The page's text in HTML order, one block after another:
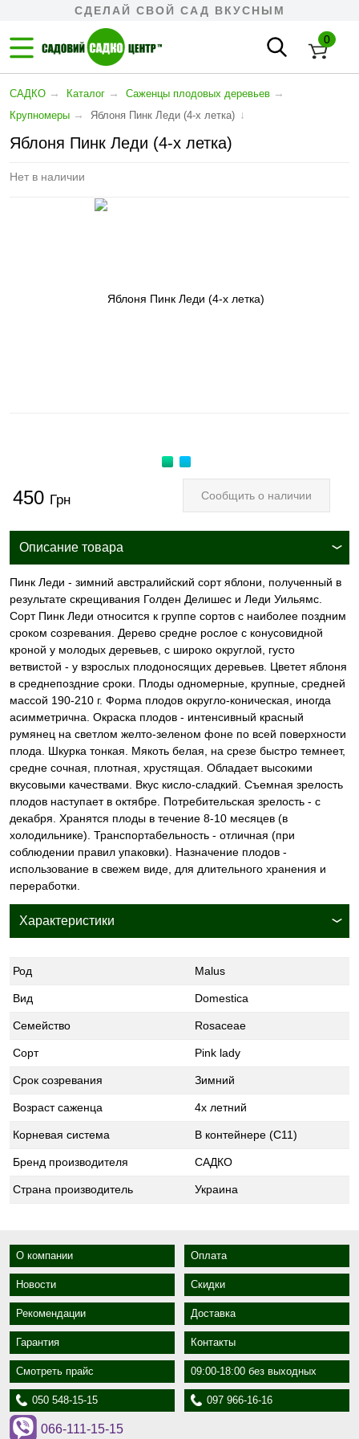
СДЕЛАЙ СВОЙ САД ВКУСНЫМ
0
САДКО → Каталог → Cаженцы плодовых деревьев →
Крупномеры → Яблоня Пинк Леди (4-х летка) ↓
Яблоня Пинк Леди (4-х летка)
Нет в наличии
450 Грн Сообщить о наличии
Описание товара
Пинк Леди - зимний австралийский сорт яблони, полученный в
результате скрещивания Голден Делишес и Леди Уильямс.
Сорт Пинк Леди относится к группе сортов с наиболее поздним
сроком созревания. Дерево средне рослое с конусовидной
кроной у молодых деревьев, с широко округлой, густо
ветвистой - у взрослых плодоносящих деревьев. Цветет яблоня
в среднепоздние сроки. Плоды одномерные, крупные, средней
массой 190-210 г. Форма плодов округло-коническая, иногда
асимметрична. Окраска плодов - интенсивный красный
румянец на светлом желто-зеленом фоне по всей поверхности
плода. Шкурка тонкая. Мякоть белая, на срезе быстро темнеет,
средне сочная, плотная, хрустящая. Обладает высокими
вкусовыми качествами. Вкус кисло-сладкий. Съемная зрелость
плодов наступает в октябре. Потребительская зрелость - с
декабря. Хранятся плоды в течение 8-10 месяцев (в
холодильнике). Транспортабельность - отличная (при
соблюдении правил упаковки). Назначение плодов -
использование в свежем виде, для длительного хранения и
переработки.
Характеристики
Род Malus
Вид Domestica
Семейство Rosaceae
Сорт Pink lady
Срок созревания Зимний
Возраст саженца 4х летний
Корневая система В контейнере (С11)
Бренд производителя САДКО
Страна производитель Украина
О компании Оплата
Новости Скидки
Рекомендации Доставка
Гарантия Контакты
Смотреть прайс 09:00-18:00 без выходных
050 548-15-15 097 966-16-16
066-111-15-15